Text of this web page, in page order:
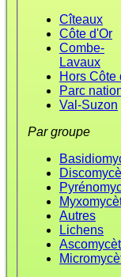
Cîteaux
Côte d'Or
Combe-
Lavaux
Hors Côte
Parc
Val-Suzon
Par groupe
Autres
Lichens